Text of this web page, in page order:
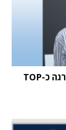
מחקר STKI השנתי: וואן טכנולוגיות דורגה כ-TOP